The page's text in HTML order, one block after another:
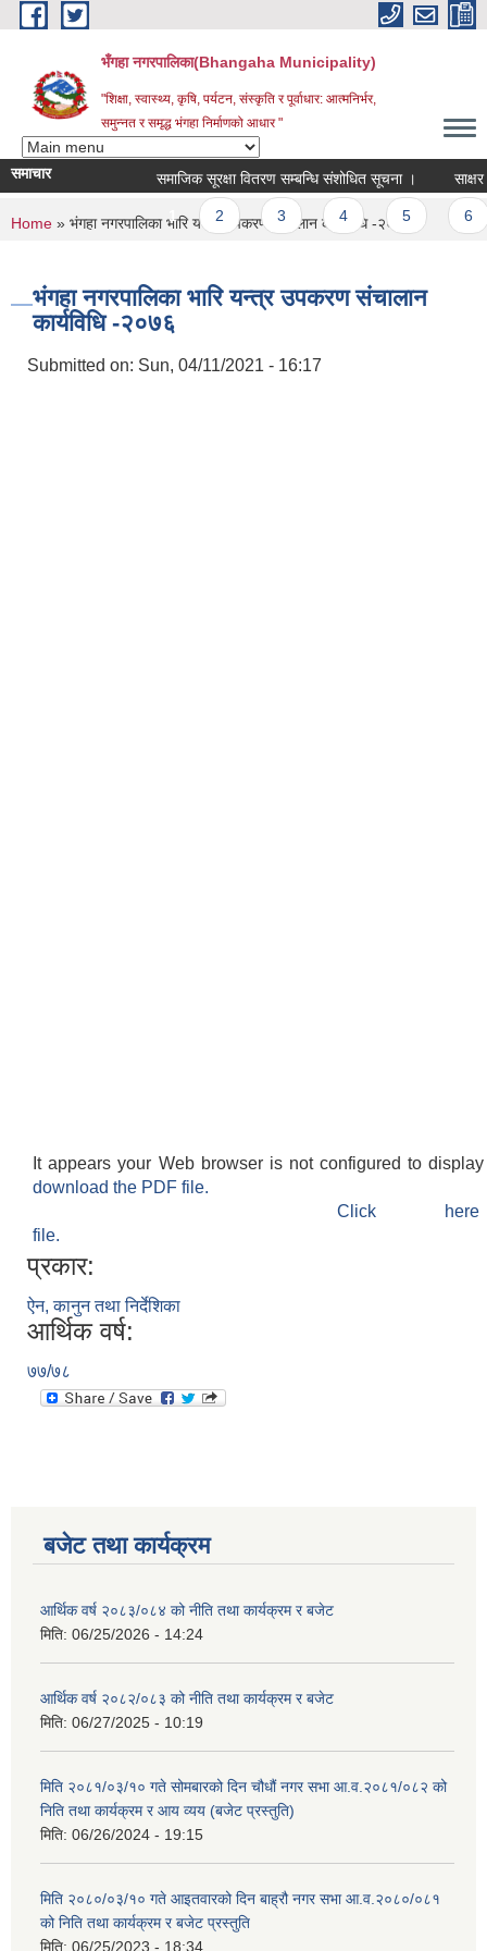
Skip to main content
भँगहा नगरपालिका(Bhangaha Municipality)
"शिक्षा, स्वास्थ्य, कृषि, पर्यटन, संस्कृति र पूर्वाधार: आत्मनिर्भर,
समुन्नत र समृद्ध भंगहा निर्माणको आधार "
समाचार समाजिक सूरक्षा वितरण सम्बन्धि संशोधित सूचना । साक्षर
Pages
1 2 3 4 5
You are here
Home » भंगहा नगरपालिका भारि यन्त्र उपकरण संचालान कार्यविधि -२०७६
भंगहा नगरपालिका भारि यन्त्र उपकरण संचालान
कार्यविधि -२०७६
Submitted on: Sun, 04/11/2021 - 16:17
It appears your Web browser is not configured to
download the PDF file.
Click
file.
प्रकार:
ऐन, कानुन तथा निर्देशिका
आर्थिक वर्ष:
७७/७८
बजेट तथा कार्यक्रम
आर्थिक वर्ष २०८३/०८४ को नीति तथा कार्यक्रम र बजेट
मिति: 06/25/2026 - 14:24
आर्थिक वर्ष २०८२/०८३ को नीति तथा कार्यक्रम र बजेट
मिति: 06/27/2025 - 10:19
मिति २०८१/०३/१० गते सोमबारको दिन चौधौं नगर सभा आ.व.२०८१/०८२ को
निति तथा कार्यक्रम र आय व्यय (बजेट प्रस्तुति)
मिति: 06/26/2024 - 19:15
मिति २०८०/०३/१० गते आइतवारको दिन बाह्रौ नगर सभा आ.व.२०८०/०८१
को निति तथा कार्यक्रम र बजेट प्रस्तुति
मिति: 06/25/2023 - 18:34